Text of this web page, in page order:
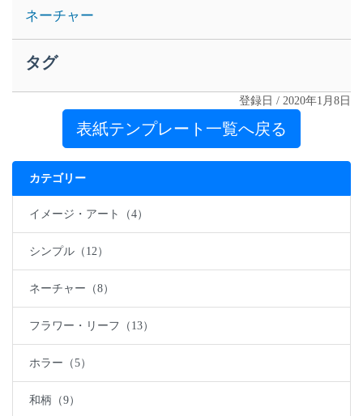
ネーチャー
タグ
登録日 / 2020年1月8日
表紙テンプレート一覧へ戻る
カテゴリー
イメージ・アート（4）
シンプル（12）
ネーチャー（8）
フラワー・リーフ（13）
ホラー（5）
和柄（9）